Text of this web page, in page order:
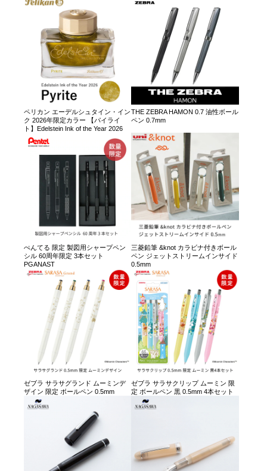
ペリカン エーデルシュタイン・イン
ク 2026年限定カラー 【パイライ
ト】Edelstein Ink of the Year 2026
THE ZEBRA HAMON 0.7 油性ボール
ペン 0.7mm
ぺんてる 限定 製図用シャープペン
シル 60周年限定 3本セット
PGANAST
三菱鉛筆 &knot カラビナ付きボール
ペン ジェットストリームインサイド
0.5mm
ゼブラ サラサグランド ムーミンデ
ザイン 限定 ボールペン 0.5mm
ゼブラ サラサクリップ ムーミン 限
定 ボールペン 黒 0.5mm 4本セット